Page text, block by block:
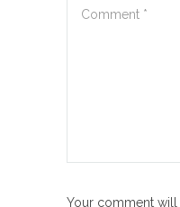
Your comment